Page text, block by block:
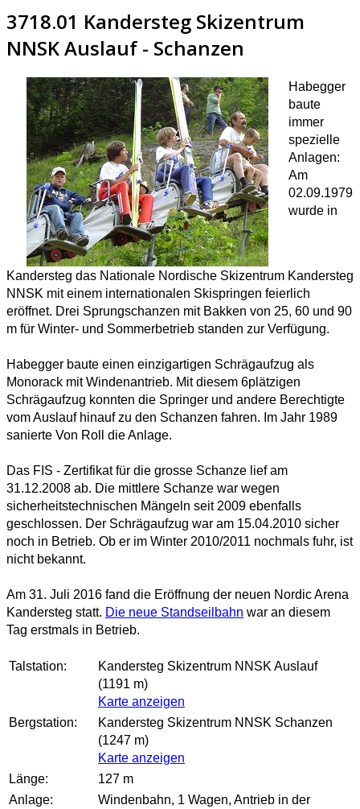
3718.01 Kandersteg Skizentrum
NNSK Auslauf - Schanzen
Habegger
baute
immer
spezielle
Anlagen:
Am
02.09.1979
wurde in
Kandersteg das Nationale Nordische Skizentrum Kandersteg
NNSK mit einem internationalen Skispringen feierlich
eröffnet. Drei Sprungschanzen mit Bakken von 25, 60 und 90
m für Winter- und Sommerbetrieb standen zur Verfügung.
Habegger baute einen einzigartigen Schrägaufzug als
Monorack mit Windenantrieb. Mit diesem 6plätzigen
Schrägaufzug konnten die Springer und andere Berechtigte
vom Auslauf hinauf zu den Schanzen fahren. Im Jahr 1989
sanierte Von Roll die Anlage.
Das FIS - Zertifikat für die grosse Schanze lief am
31.12.2008 ab. Die mittlere Schanze war wegen
sicherheitstechnischen Mängeln seit 2009 ebenfalls
geschlossen. Der Schrägaufzug war am 15.04.2010 sicher
noch in Betrieb. Ob er im Winter 2010/2011 nochmals fuhr, ist
nicht bekannt.
Am 31. Juli 2016 fand die Eröffnung der neuen Nordic Arena
Kandersteg statt. Die neue Standseilbahn war an diesem
Tag erstmals in Betrieb.
Talstation:
Kandersteg Skizentrum NNSK Auslauf
(1191 m)
Karte anzeigen
Bergstation:
Kandersteg Skizentrum NNSK Schanzen
(1247 m)
Karte anzeigen
Länge:
127 m
Anlage:
Windenbahn, 1 Wagen, Antrieb in der